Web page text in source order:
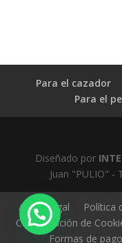
Para el cazador
Para el
Diseñado por
Juan "PULIO" -
Aviso Legal Política
Configuración de
Formas de pago